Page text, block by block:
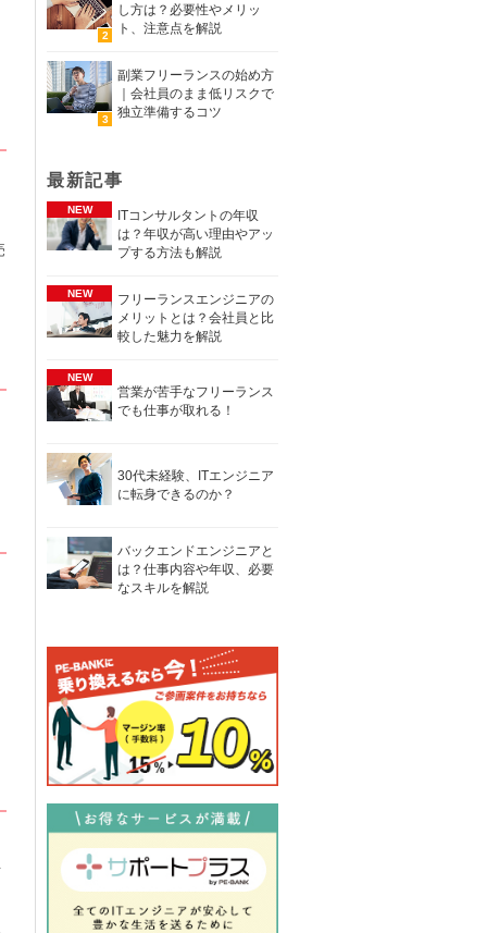
し方は？必要性やメリッ
ト、注意点を解説
副業フリーランスの始め方
｜会社員のまま低リスクで
独立準備するコツ
最新記事
ITコンサルタントの年収
は？年収が高い理由やアッ
プする方法も解説
フリーランスエンジニアの
メリットとは？会社員と比
較した魅力を解説
営業が苦手なフリーランス
でも仕事が取れる！
30代未経験、ITエンジニア
に転身できるのか？
バックエンドエンジニアと
は？仕事内容や年収、必要
なスキルを解説